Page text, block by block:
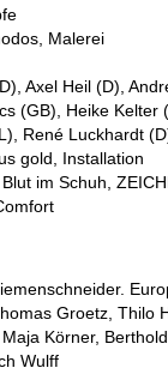
Malerei
Axel Heil (D),
(GB), Heike Kelter
René Luckhardt
gold, Installation
im Schuh,
Groetz, Thilo
Körner,
Wulff